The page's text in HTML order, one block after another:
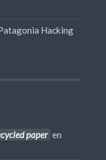
Hacking
paper en